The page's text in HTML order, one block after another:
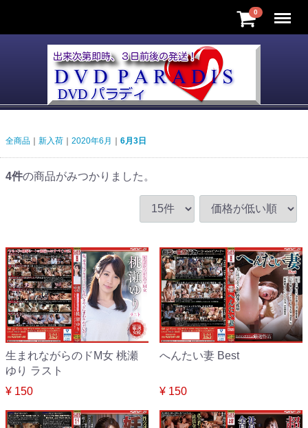
0 Menu
全商品 新入荷 2020年6月 6月3日
4件の商品がみつかりました。
生まれながらのドM女 桃瀬
ゆり ラスト
¥ 150
へんたい妻 Best
¥ 150